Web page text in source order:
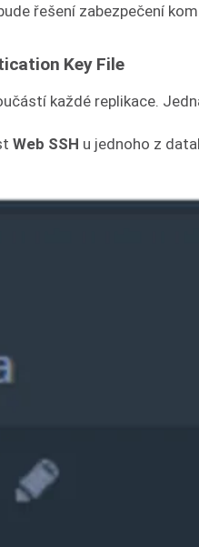
řešení zabezpečení
Key File
každé replikace.
Web SSH u jednoho z